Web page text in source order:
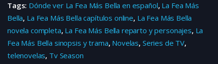
Tags: Dónde ver La Fea Más Bella en español, La Fea Más
Bella, La Fea Más Bella capítulos online, La Fea Más Bella
novela completa, La Fea Más Bella reparto y personajes, La
Fea Más Bella sinopsis y trama, Novelas, Series de TV,
telenovelas, Tv Season